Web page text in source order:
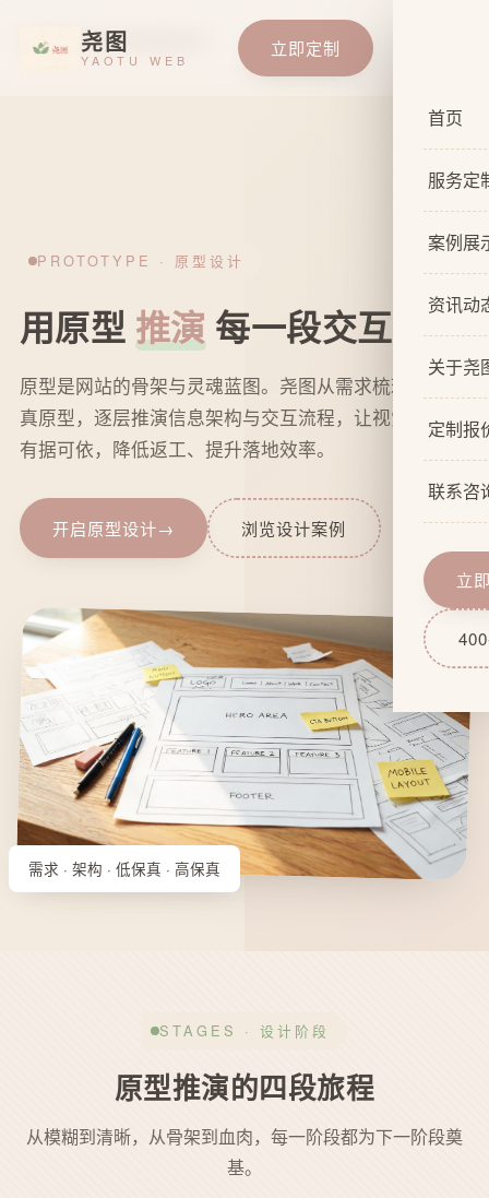
尧图
YAOTU WEB
立即定制
首页
服务定
服务
基础
自适
网站
网站
案例展
资讯动
关于尧
关于
设计
技术
定制报
联系咨
立
首页 服务定制/网站原型设计
PROTOTYPE · 原型设计
用原型 推演 每一段交互旅程
原型是网站的骨架与灵魂蓝图。尧图从需求梳理到高保
真原型，逐层推演信息架构与交互流程，让视觉与开发
有据可依，降低返工、提升落地效率。
开启原型设计→ 浏览设计案例
需求 · 架构 · 低保真 · 高保真
STAGES · 设计阶段
原型推演的四段旅程
从模糊到清晰，从骨架到血肉，每一阶段都为下一阶段奠
基。